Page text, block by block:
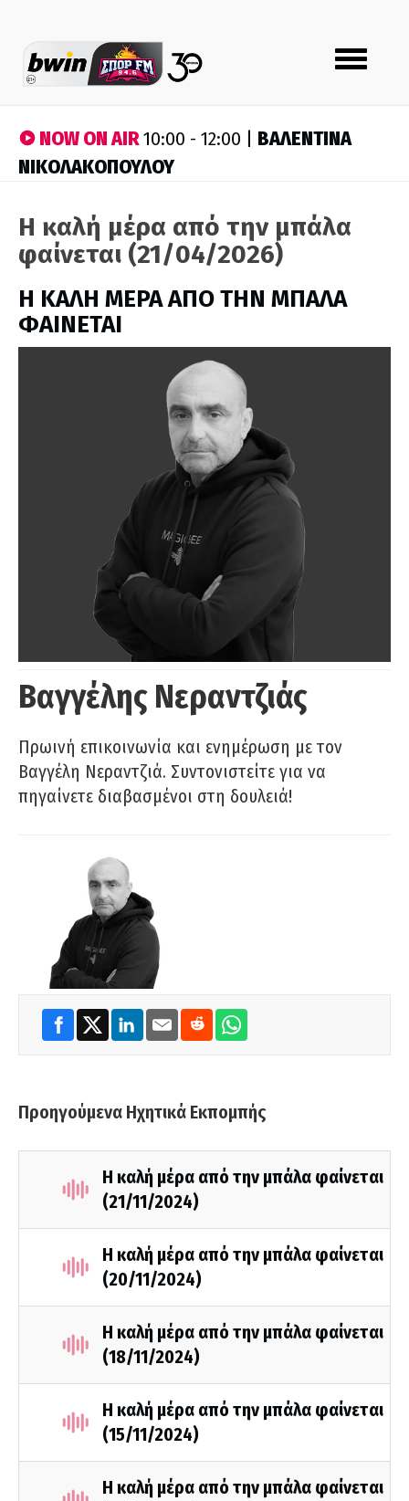
Toggle
navigation
NOW ON AIR10:00 - 12:00 | ΒΑΛΕΝΤΙΝΑ
ΝΙΚΟΛΑΚΟΠΟΥΛΟΥ
Η καλή μέρα από την μπάλα
φαίνεται (21/04/2026)
H ΚΑΛΗ ΜΕΡΑ ΑΠΟ ΤΗΝ ΜΠΑΛΑ
ΦΑΙΝΕΤΑΙ
Βαγγέλης Νεραντζιάς
Πρωινή επικοινωνία και ενημέρωση με τον
Βαγγέλη Νεραντζιά. Συντονιστείτε για να
πηγαίνετε διαβασμένοι στη δουλειά!
Προηγούμενα Ηχητικά Εκπομπής
Η καλή μέρα από την μπάλα φαίνεται
(21/11/2024)
Η καλή μέρα από την μπάλα φαίνεται
(20/11/2024)
Η καλή μέρα από την μπάλα φαίνεται
(18/11/2024)
Η καλή μέρα από την μπάλα φαίνεται
(15/11/2024)
Η καλή μέρα από την μπάλα φαίνεται